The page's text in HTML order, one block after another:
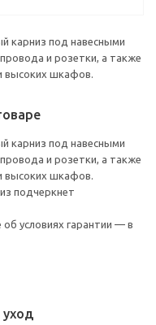
карниз под навесными
и розетки, а также
высоких шкафов.
карниз под навесными
и розетки, а также
высоких шкафов.
подчеркнет
условиях гарантии — в